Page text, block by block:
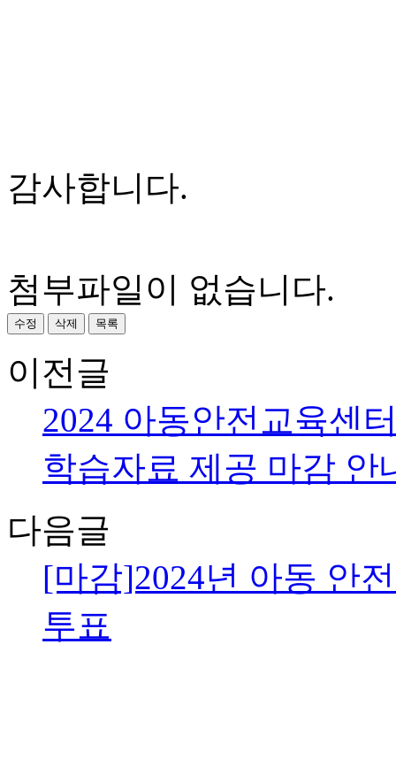
감사합니다.
첨부파일이 없습니다.
수정 삭제 목록
이전글
2024 아동안전교육센
학습자료 제공 마감 안
다음글
[마감]2024년 아동 안
투표